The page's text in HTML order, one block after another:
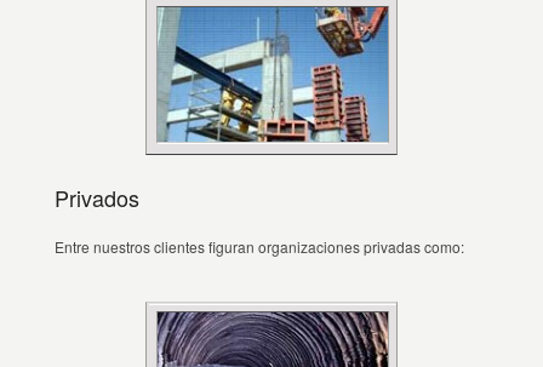
Privados
Entre nuestros clientes figuran organizaciones privadas como: